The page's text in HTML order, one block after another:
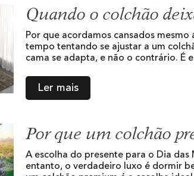
Quando o colchão
Por que acordamos cansados
tempo tentando se ajustar a um
cama se adapta, e não o contrário. É
Ler mais
Por que um colchão
A escolha do presente para o Dia
entanto, o verdadeiro luxo é dormir